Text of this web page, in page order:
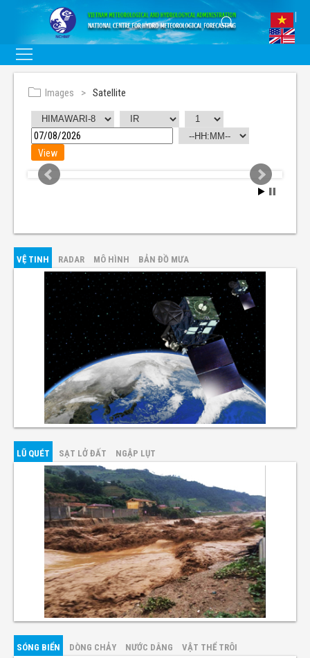
Images Satellite
VỆ TINH RADAR MÔ HÌNH BẢN ĐỒ MƯA
LŨ QUÉT SẠT LỞ ĐẤT NGẬP LỤT
SÓNG BIỂN DÒNG CHẢY NƯỚC DÂNG VẬT THỂ TRÔI